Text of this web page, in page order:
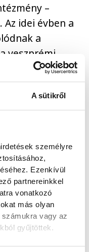
A sütikről
személyre
Ezenkívül
partnereinkkel
vonatkozó
más olyan
vagy az
gyűjtöttek.
–
idei évben a
a
veszprémi
akik 50-60
és
fontosak a
mint a
kerülnek el
az pedig
ezekre